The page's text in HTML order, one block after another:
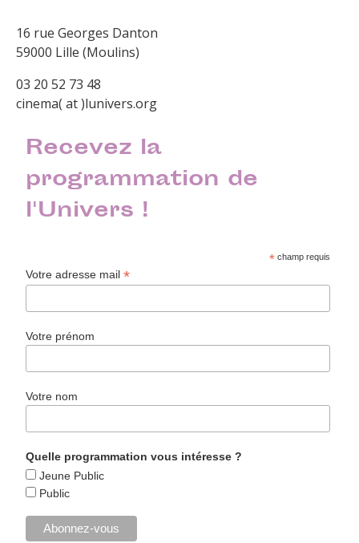
16 rue Georges Danton
59000 Lille (Moulins)
03 20 52 73 48
cinema( at )lunivers.org
Recevez la
programmation de
l'Univers !
* champ requis
Votre adresse mail*
Votre prénom
Votre nom
Quelle programmation vous intéresse ?
Jeune Public
Public